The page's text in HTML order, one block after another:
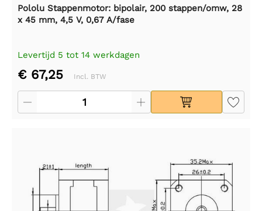
Pololu Stappenmotor: bipolair, 200 stappen/omw, 28
x 45 mm, 4,5 V, 0,67 A/fase
Levertijd 5 tot 14 werkdagen
€ 67,25 Incl. BTW